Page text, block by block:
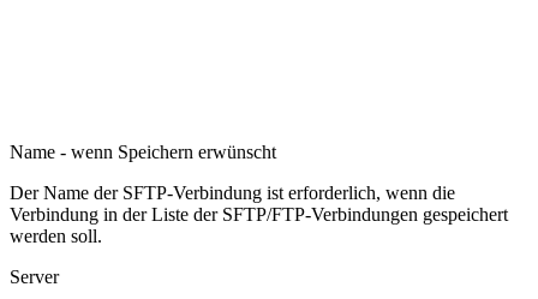
Name - wenn Speichern erwünscht
Der Name der SFTP-Verbindung ist erforderlich, wenn die
Verbindung in der Liste der SFTP/FTP-Verbindungen gespeichert
werden soll.
Server